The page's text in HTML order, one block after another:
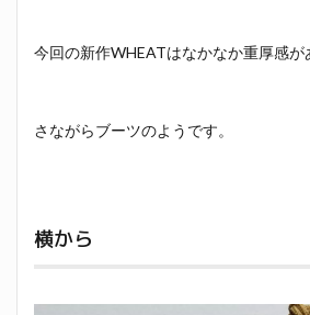
今回の新作WHEATはなかなか重厚感が
さながらブーツのようです。
横から